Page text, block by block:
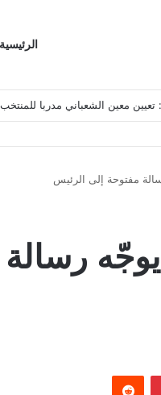
الرئيسية
الخارجية تستدعي السفيرة
مفتوحة إلى الرئيس
بينتيريست